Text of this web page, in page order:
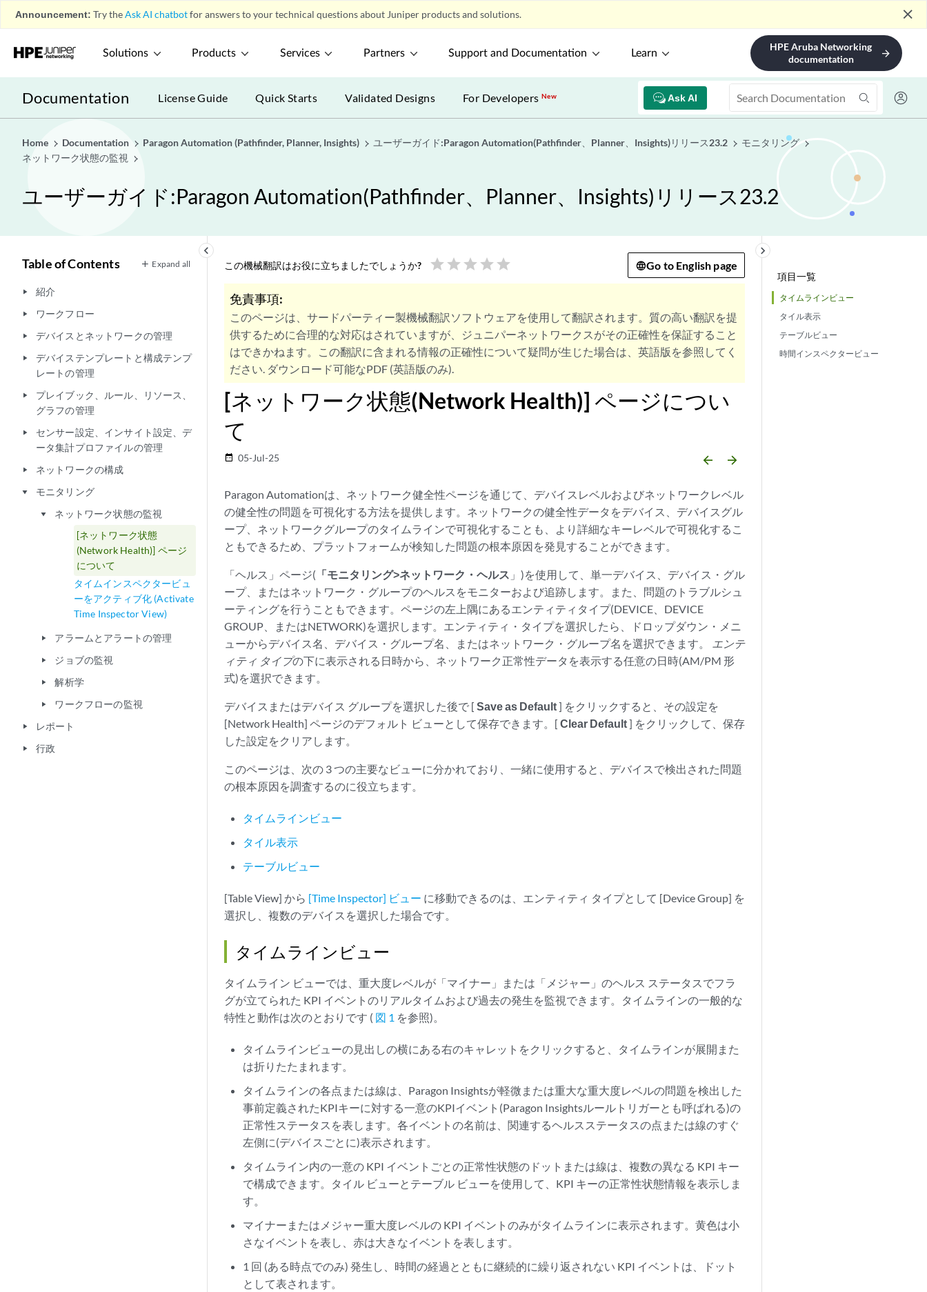
Announcement: Try theAsk AI chatbotfor answers to your technical questions about Juniper products and solutions. close
Solutions Products Services Partners Support and Documentation Learn
HPE Aruba Networking
documentation
arrow_forward
Documentation Ask AI
License Guide Quick Starts Validated Designs For DevelopersNew
Home Documentation Paragon Automation (Pathfinder, Planner, Insights) ユーザーガイド:Paragon Automation(Pathfinder、Planner、Insights)リリース23.2
モニタリング
ネットワーク状態の監視
ユーザーガイド:Paragon Automation(Pathfinder、Planner、Insights)リリース23.2
keyboard_arrow_left
Table of Contents Expand all
play_arrow 紹介
play_arrow ワークフロー
play_arrow デバイスとネットワークの管理
play_arrow
デバイステンプレートと構成テンプ
レートの管理
play_arrow
プレイブック、ルール、リソース、
グラフの管理
play_arrow
センサー設定、インサイト設定、デ
ータ集計プロファイルの管理
play_arrow ネットワークの構成
play_arrow モニタリング
play_arrow
ネットワーク状態の監視
[ネットワーク状態
(Network Health)] ページ
について
タイムインスペクタービュ
ーをアクティブ化 (Activate
Time Inspector View)
play_arrow アラームとアラートの管理
play_arrow ジョブの監視
play_arrow 解析学
play_arrow ワークフローの監視
play_arrow レポート
play_arrow 行政
項目一覧
タイムラインビュー
タイル表示
テーブルビュー
時間インスペクタービュー
keyboard_arrow_right
この機械翻訳はお役に立ちましたでしょうか? star star star star star Go to English page
免責事項:
このページは、サードパーティー製機械翻訳ソフトウェアを使用して翻訳されます。質の高い翻訳を提
供するために合理的な対応はされていますが、ジュニパーネットワークスがその正確性を保証すること
はできかねます。この翻訳に含まれる情報の正確性について疑問が生じた場合は、英語版を参照してく
ださい. ダウンロード可能なPDF (英語版のみ).
[ネットワーク状態(Network Health)] ページについ
て
date_range 05-Jul-25 arrow_backward arrow_forward
Paragon Automationは、ネットワーク健全性ページを通じて、デバイスレベルおよびネットワークレベル
の健全性の問題を可視化する方法を提供します。ネットワークの健全性データをデバイス、デバイスグル
ープ、ネットワークグループのタイムラインで可視化することも、より詳細なキーレベルで可視化するこ
ともできるため、プラットフォームが検知した問題の根本原因を発見することができます。
「ヘルス」ページ( 「モニタリング>ネットワーク・ヘルス 」)を使用して、単一デバイス、デバイス・グル
ープ、またはネットワーク・グループのヘルスをモニターおよび追跡します。また、問題のトラブルシュ
ーティングを行うこともできます。ページの左上隅にあるエンティティタイプ(DEVICE、DEVICE
GROUP、またはNETWORK)を選択します。エンティティ・タイプを選択したら、ドロップダウン・メニ
ューからデバイス名、デバイス・グループ名、またはネットワーク・グループ名を選択できます。 エンテ
ィティ タイプの下に表示される日時から、ネットワーク正常性データを表示する任意の日時(AM/PM 形
式)を選択できます。
デバイスまたはデバイス グループを選択した後で [ Save as Default] をクリックすると、その設定を
[Network Health] ページのデフォルト ビューとして保存できます。[ Clear Default] をクリックして、保存
した設定をクリアします。
このページは、次の 3 つの主要なビューに分かれており、一緒に使用すると、デバイスで検出された問題
の根本原因を調査するのに役立ちます。
タイムラインビュー
タイル表示
テーブルビュー
[Table View] から [Time Inspector] ビュー に移動できるのは、エンティティ タイプとして [Device Group] を
選択し、複数のデバイスを選択した場合です。
タイムラインビュー
タイムライン ビューでは、重大度レベルが「マイナー」または「メジャー」のヘルス ステータスでフラ
グが立てられた KPI イベントのリアルタイムおよび過去の発生を監視できます。タイムラインの一般的な
特性と動作は次のとおりです ( 図 1 を参照)。
タイムラインビューの見出しの横にある右のキャレットをクリックすると、タイムラインが展開また
は折りたたまれます。
タイムラインの各点または線は、Paragon Insightsが軽微または重大な重大度レベルの問題を検出した
事前定義されたKPIキーに対する一意のKPIイベント(Paragon Insightsルールトリガーとも呼ばれる)の
正常性ステータスを表します。各イベントの名前は、関連するヘルスステータスの点または線のすぐ
左側に(デバイスごとに)表示されます。
タイムライン内の一意の KPI イベントごとの正常性状態のドットまたは線は、複数の異なる KPI キー
で構成できます。タイル ビューとテーブル ビューを使用して、KPI キーの正常性状態情報を表示しま
す。
マイナーまたはメジャー重大度レベルの KPI イベントのみがタイムラインに表示されます。黄色は小
さなイベントを表し、赤は大きなイベントを表します。
1 回 (ある時点でのみ) 発生し、時間の経過とともに継続的に繰り返されない KPI イベントは、ドット
として表されます。